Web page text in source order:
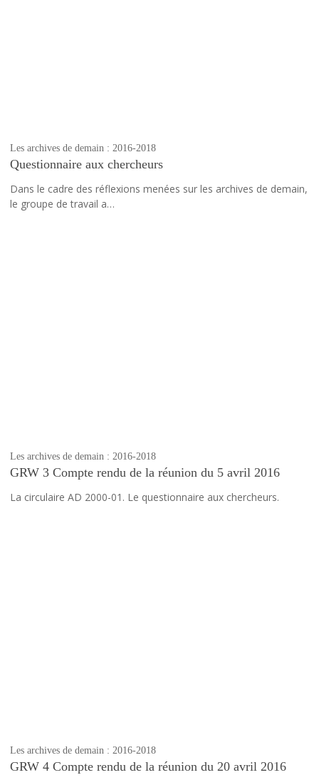
Les archives de demain : 2016-2018
Questionnaire aux chercheurs
Dans le cadre des réflexions menées sur les archives de demain,
le groupe de travail a…
Les archives de demain : 2016-2018
GRW 3 Compte rendu de la réunion du 5 avril 2016
La circulaire AD 2000-01. Le questionnaire aux chercheurs.
Les archives de demain : 2016-2018
GRW 4 Compte rendu de la réunion du 20 avril 2016